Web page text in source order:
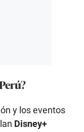
y los eventos
Disney+